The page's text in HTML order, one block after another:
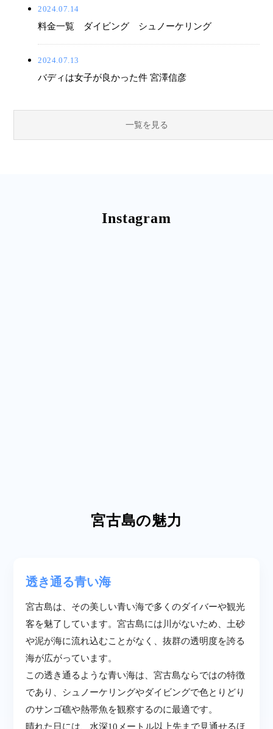
2024.07.14
料金一覧 ダイビング シュノーケリング
2024.07.13
バディは女子が良かった件 宮澤信彦
一覧を見る
Instagram
宮古島の魅力
透き通る青い海
宮古島は、その美しい青い海で多くのダイバーや観光
客を魅了しています。宮古島には川がないため、土砂
や泥が海に流れ込むことがなく、抜群の透明度を誇る
海が広がっています。
この透き通るような青い海は、宮古島ならではの特徴
であり、シュノーケリングやダイビングで色とりどり
のサンゴ礁や熱帯魚を観察するのに最適です。
晴れた日には、水深10メートル以上先まで見通せるほ